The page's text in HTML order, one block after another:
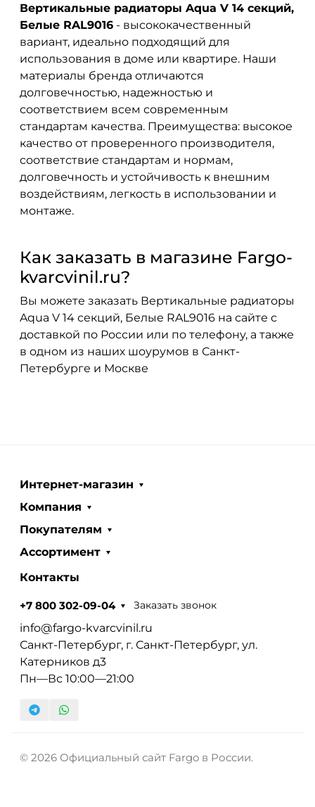
Вертикальные радиаторы Aqua V 14 секций,
Белые RAL9016 - высококачественный
вариант, идеально подходящий для
использования в доме или квартире. Наши
материалы бренда отличаются
долговечностью, надежностью и
соответствием всем современным
стандартам качества. Преимущества: высокое
качество от проверенного производителя,
соответствие стандартам и нормам,
долговечность и устойчивость к внешним
воздействиям, легкость в использовании и
монтаже.
Как заказать в магазине Fargo-
kvarcvinil.ru?
Вы можете заказать Вертикальные радиаторы
Aqua V 14 секций, Белые RAL9016 на сайте с
доставкой по России или по телефону, а также
в одном из наших шоурумов в Санкт-
Петербурге и Москве
Интернет-магазин
Компания
Покупателям
Ассортимент
Контакты
+7 800 302-09-04 Заказать звонок
info@fargo-kvarcvinil.ru
Санкт-Петербург, г. Санкт-Петербург, ул.
Катерников д3
Пн—Вс 10:00—21:00
© 2026 Официальный сайт Fargo в России.